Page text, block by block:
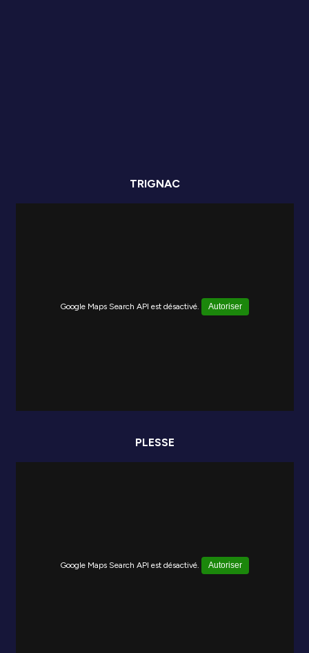
TRIGNAC
Google Maps Search API est désactivé. Autoriser
PLESSE
Google Maps Search API est désactivé. Autoriser